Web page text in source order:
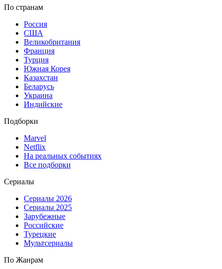
По странам
Россия
США
Великобритания
Франция
Турция
Южная Корея
Казахстан
Беларусь
Украина
Индийские
Подборки
Marvel
Netflix
На реальных событиях
Все подборки
Сериалы
Сериалы 2026
Сериалы 2025
Зарубежные
Российские
Турецкие
Мультсериалы
По Жанрам